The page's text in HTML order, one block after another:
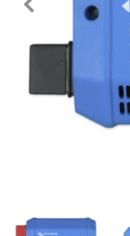
Fotografie